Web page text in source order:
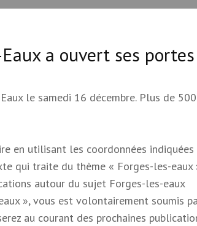
a ouvert ses portes
le samedi 16 décembre. Plus de 500
en utilisant les coordonnées indiquées
qui traite du thème « Forges-les-eaux
autour du sujet Forges-les-eaux
», vous est volontairement soumis
au courant des prochaines